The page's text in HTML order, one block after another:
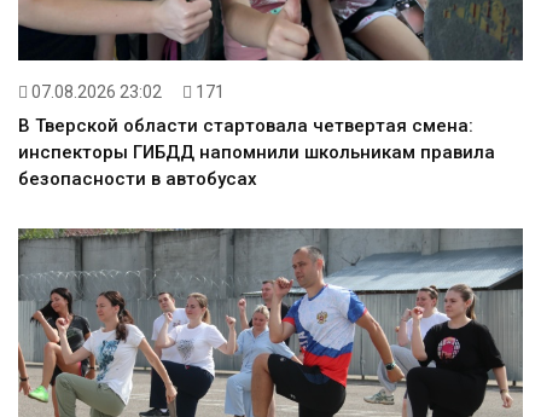
07.08.2026 23:02 171
В Тверской области стартовала четвертая смена:
инспекторы ГИБДД напомнили школьникам правила
безопасности в автобусах